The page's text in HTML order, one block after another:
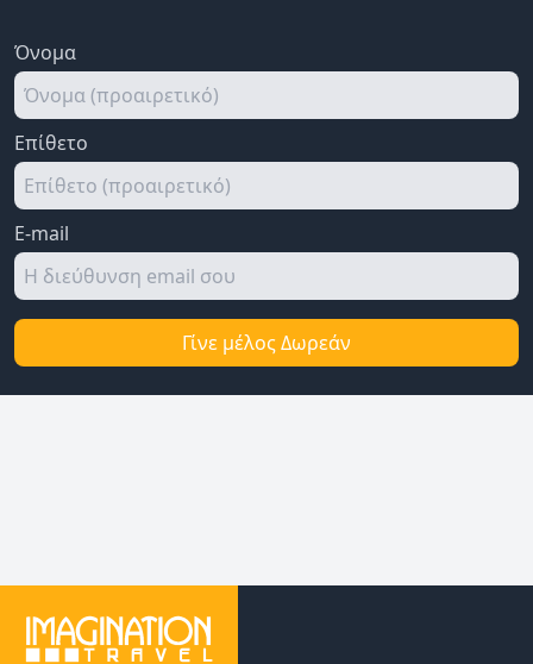
Όνομα
Επίθετο
E-mail
Γίνε μέλος Δωρεάν